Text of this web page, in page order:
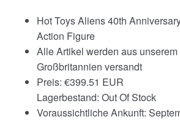
Hot Toys Aliens 40th
Action Figure
Alle Artikel werden aus
Großbritannien versandt
Preis: €399.51 EUR
Lagerbestand: Out Of Stock
Voraussichtliche Ankunft: